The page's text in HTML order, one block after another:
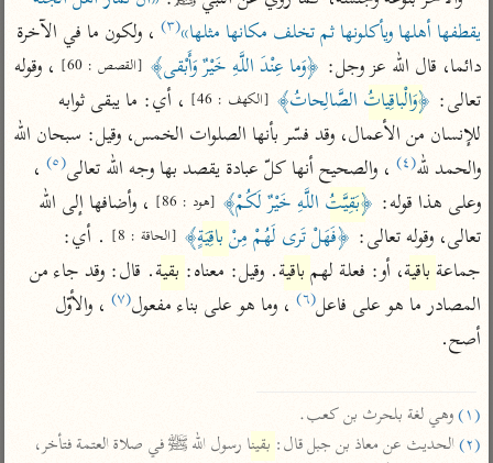
جمع الأقوال
تفسير ابن الجوزي
تفسير الماوردي
منتقاة
تفسير ابن القيم
تفسير ابن تيمية
عامّة
تفسير السمعاني
محاسن التأويل
للقاسمي
تفسير الآلوسي
تفسير الرازي
أخرى
أضواء البيان
نظم الدرر للبقاعي
لغة وبلاغة
التحرير والتنوير
البحر المحيط لأبي
حيان
القرآن – تدبر وعمل
تفسير ابن عثيمين
مركَّزة العبارة
تفسير الجلالين
جامع البيان للإيجي
تفسير البيضاوي
تفسير النسفي
الوجيز للواحدي
يقطفها أهلها ويأكلونها ثم تخلف مكانها مثلها»(٣)
دائما، قال الله عز وجل: ﴿وَما عِنْدَ اللَّهِ خَيْرٌ وَأَبْقى﴾ [القصص : 60]
تعالى: ﴿وَالْباقِياتُ الصَّالِحاتُ﴾ [الكهف : 46]
والحمد لله(٤) ، والصحيح أنها كلّ عبادة يقصد بها وجه الله تعالى(٥)
وعلى هذا قوله: ﴿بَقِيَّتُ اللَّهِ خَيْرٌ لَكُمْ﴾ [هود : 86]
تعالى، وقوله تعالى: ﴿فَهَلْ تَرى لَهُمْ مِنْ باقِيَةٍ﴾ [الحاقة : 8]
جماعة باقية، أو: فعلة لهم باقية. وقيل: معناه: بقية
المصادر ما هو على فاعل(٦) ، وما هو على بناء مفعول(٧)
أصح.
(١)
وهي لغة بلحرث بن كعب.
(٢)
الحديث عن معاذ بن جبل قال: بقينا